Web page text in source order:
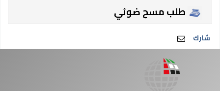
طلب مسح ضوئي
شارك